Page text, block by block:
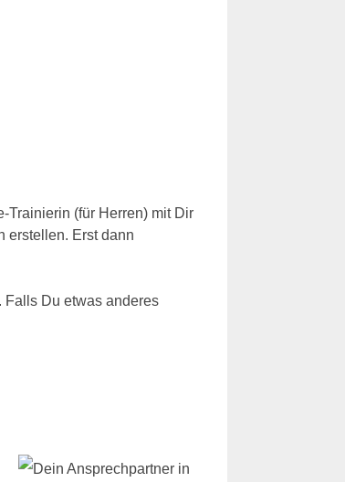
Trainierin (für Herren) mit Dir
erstellen. Erst dann
Falls Du etwas anderes